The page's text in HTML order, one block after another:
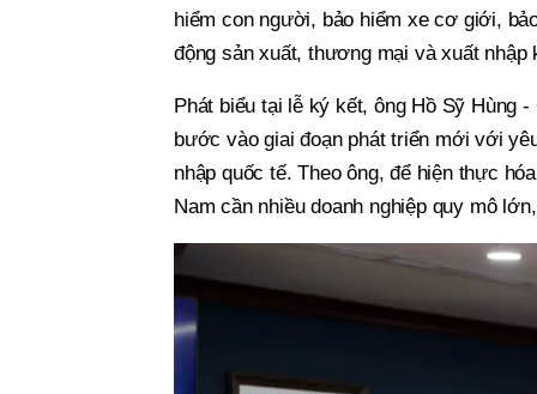
hiểm con người, bảo hiểm xe cơ giới,
động sản xuất, thương mại và xuất nhập
Phát biểu tại lễ ký kết, ông Hồ Sỹ Hùng
bước vào giai đoạn phát triển mới với
nhập quốc tế. Theo ông, để hiện thực
Nam cần nhiều doanh nghiệp quy mô